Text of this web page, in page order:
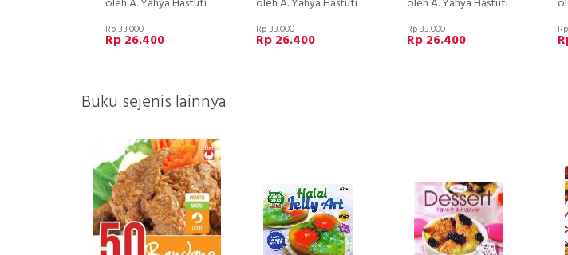
Rp 33.000
Rp 26.400
Rp 33.000
Rp 26.400
Rp 33.000
Rp 26.400
Buku sejenis lainnya